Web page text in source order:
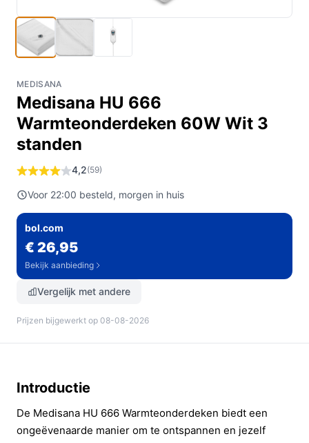
MEDISANA
Medisana HU 666
Warmteonderdeken 60W Wit 3
standen
4,2(59)
Voor 22:00 besteld, morgen in huis
bol.com
€ 26,95
Bekijk aanbieding
Vergelijk met andere
Prijzen bijgewerkt op 08-08-2026
Introductie
De Medisana HU 666 Warmteonderdeken biedt een
ongeëvenaarde manier om te ontspannen en jezelf